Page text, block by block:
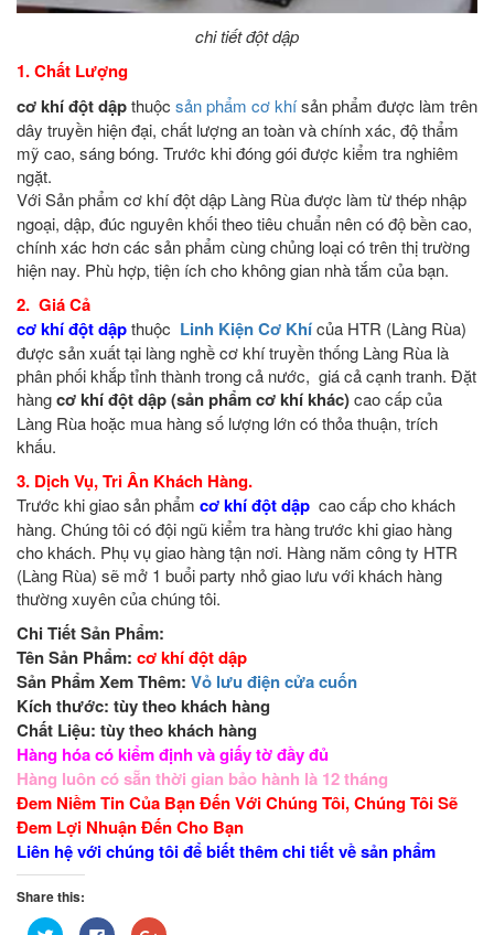
chi tiết đột dập
1. Chất Lượng
cơ khí đột dậpthuộc sản phẩm cơ khísản phẩm được làm trên
dây truyền hiện đại, chất lượng an toàn và chính xác, độ thẩm
mỹ cao, sáng bóng. Trước khi đóng gói được kiểm tra nghiêm
ngặt.
Với Sản phẩm cơ khí đột dập Làng Rùa được làm từ thép nhập
ngoại, dập, đúc nguyên khối theo tiêu chuẩn nên có độ bền cao,
chính xác hơn các sản phẩm cùng chủng loại có trên thị trường
hiện nay. Phù hợp, tiện ích cho không gian nhà tắm của bạn.
2. Giá Cả
cơ khí đột dậpthuộc Linh Kiện Cơ Khícủa HTR (Làng Rùa)
được sản xuất tại làng nghề cơ khí truyền thống Làng Rùa là
phân phối khắp tỉnh thành trong cả nước, giá cả cạnh tranh. Đặt
hàngcơ khí đột dập (sản phẩm cơ khí khác)cao cấp của
Làng Rùa hoặc mua hàng số lượng lớn có thỏa thuận, trích
khấu.
3. Dịch Vụ, Tri Ân Khách Hàng.
Trước khi giao sản phẩm cơ khí đột dập cao cấp cho khách
hàng. Chúng tôi có đội ngũ kiểm tra hàng trước khi giao hàng
cho khách. Phụ vụ giao hàng tận nơi. Hàng năm công ty HTR
(Làng Rùa) sẽ mở 1 buổi party nhỏ giao lưu với khách hàng
thường xuyên của chúng tôi.
Chi Tiết Sản Phẩm:
Tên Sản Phẩm: cơ khí đột dập
Sản Phẩm Xem Thêm: Vỏ lưu điện cửa cuốn
Kích thước: tùy theo khách hàng
Chất Liệu: tùy theo khách hàng
Hàng hóa có kiểm định vàgiấy tờ đầy đủ
Hàng luôn có sẵn thời gian bảo hành là 12 tháng
Đem Niềm Tin Của Bạn Đến Với Chúng Tôi, Chúng Tôi Sẽ
Đem Lợi Nhuận Đến Cho Bạn
Liên hệ với chúng tôi để biết thêm chi tiết về sản phẩm
Share this:
Bấm Nhấn Bấm